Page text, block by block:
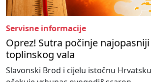
Servisne informacije
Oprez! Sutra počinje
toplinskog vala
Slavonski Brod i cijelu istočnu